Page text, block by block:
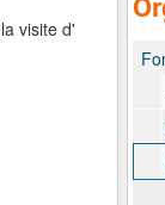
visite d'